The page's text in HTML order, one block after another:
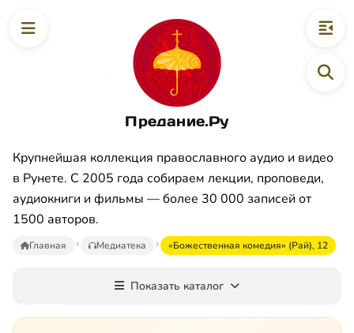
Предание.Ру
Крупнейшая коллекция православного аудио и видео
в Рунете. С 2005 года собираем лекции, проповеди,
аудиокниги и фильмы — более 30 000 записей от
1500 авторов.
Главная Медиатека «Божественная комедия» (Рай), 12
Показать каталог